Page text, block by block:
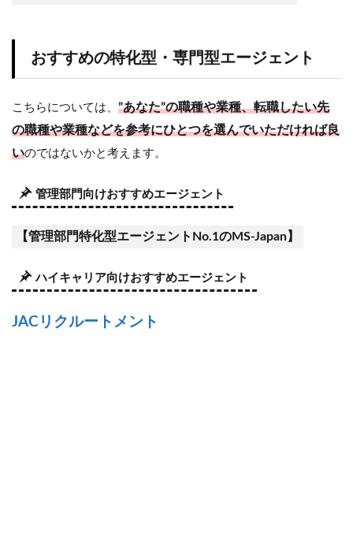
おすすめの特化型・専門型エージェント
こちらについては、 ”あなた”の職種や業種、転職したい先
の職種や業種などを参考にひとつを選んでいただければ良
いのではないかと考えます。
管理部門向けおすすめエージェント
【管理部門特化型エージェントNo.1のMS-Japan】
ハイキャリア向けおすすめエージェント
JACリクルートメント